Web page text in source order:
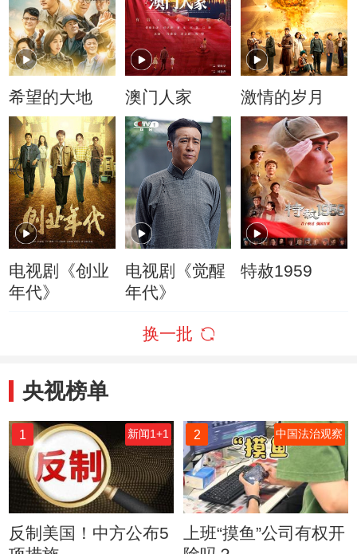
希望的大地 澳门人家 激情的岁月
电视剧《创业
年代》
电视剧《觉醒
年代》
特赦1959
换一批
央视榜单
1 新闻1+1
反制美国！中方公布5
2 中国法治观察
上班“摸鱼”公司有权开